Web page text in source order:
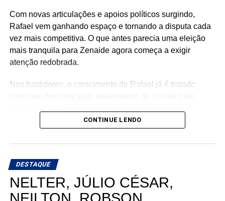
Com novas articulações e apoios políticos surgindo,
Rafael vem ganhando espaço e tornando a disputa cada
vez mais competitiva. O que antes parecia uma eleição
mais tranquila para Zenaide agora começa a exigir
atenção redobrada.
Nos bastidores, o crescimento de Rafael já é tratado
CONTINUE LENDO
DESTAQUE
NELTER, JÚLIO CÉSAR,